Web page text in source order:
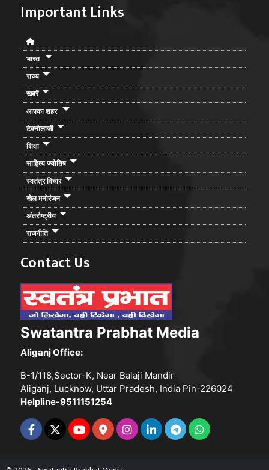
Important Links
भारत
राज्य
खबरें
आपका शहर
टेक्नोलाजी
शिक्षा
साहित्य ज्योतिष
स्वतंत्र विचार
खेल मनोरंजन
अंतर्राष्ट्रीय
राजनीति
Contact Us
Swatantra Prabhat Media
Aliganj Office:
B-1/118,Sector-K, Near Balaji Mandir
Aliganj, Lucknow, Uttar Pradesh, India Pin-226024
Helpline-9511151254